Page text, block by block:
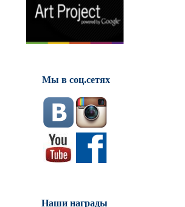
Мы в соц.сетях
Наши награды